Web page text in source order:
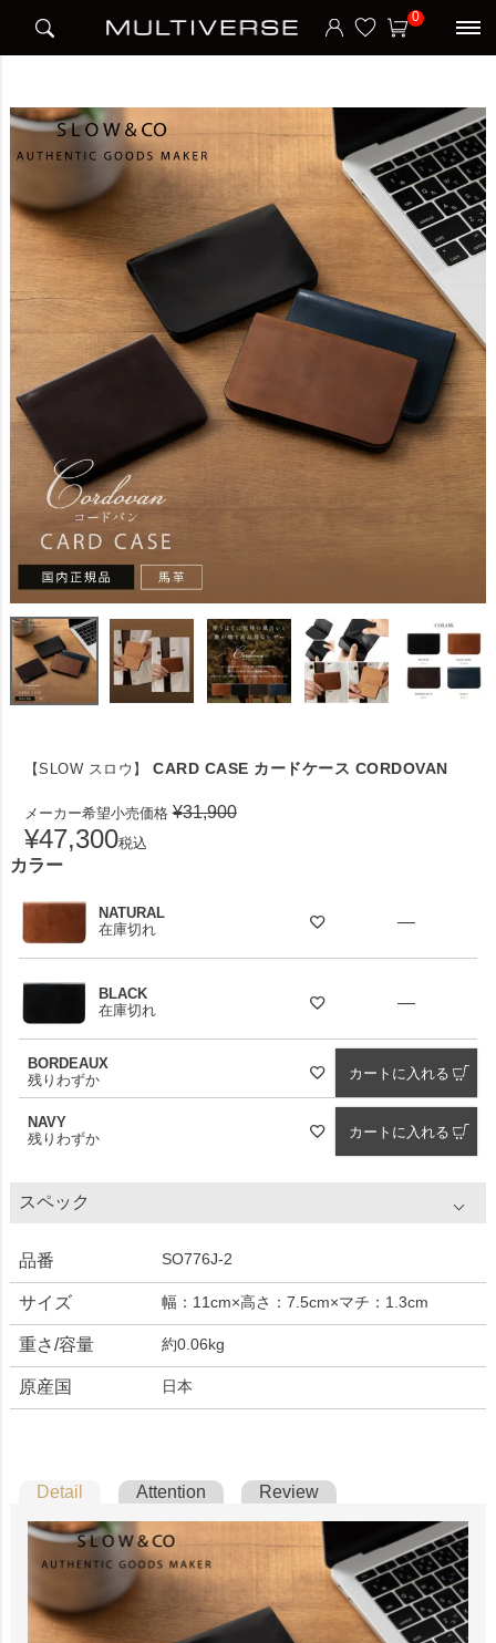
0
CARD CASE カードケース CORDOVAN
【SLOW スロウ】 CARD CASE カードケース CORDOVAN
メーカー希望小売価格 ¥31,900
¥47,300税込
カラー
NATURAL
在庫切れ
—
BLACK
在庫切れ
—
BORDEAUX
残りわずか
カートに入れる
NAVY
残りわずか
カートに入れる
スペック
品番 SO776J-2
サイズ 幅：11cm×高さ：7.5cm×マチ：1.3cm
重さ/容量 約0.06kg
原産国 日本
Detail Attention Review